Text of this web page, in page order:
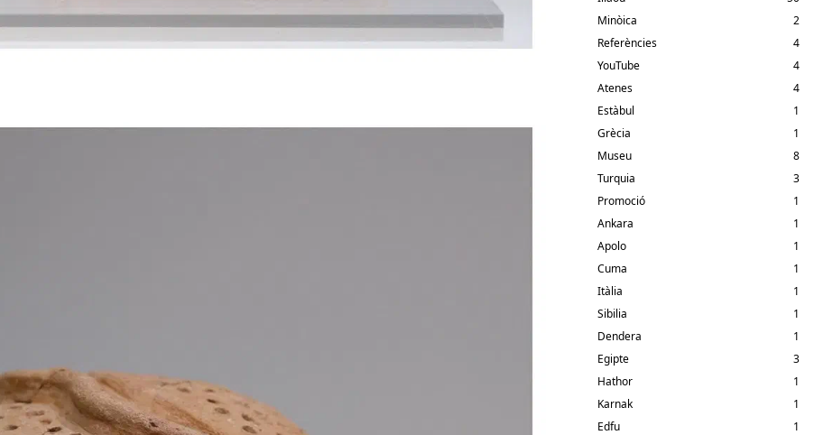
Minòica
2
Referències
4
YouTube
4
Atenes
4
Estàbul
1
Grècia
1
Museu
8
Turquia
3
Promoció
1
Ankara
1
Apolo
1
Cuma
1
Itàlia
1
Sibilia
1
Dendera
1
Egipte
3
Hathor
1
Karnak
1
Edfu
1